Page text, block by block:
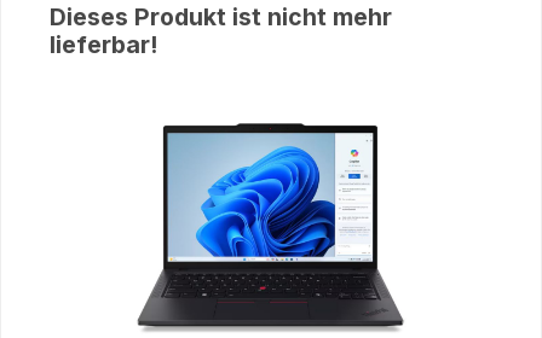
Dieses Produkt ist nicht mehr
lieferbar!